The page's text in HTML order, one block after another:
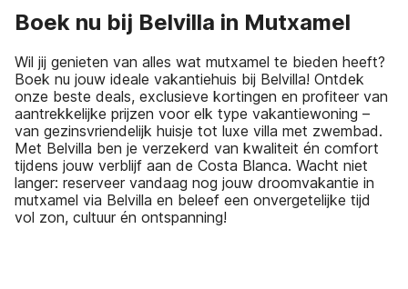
Boek nu bij Belvilla in Mutxamel
Wil jij genieten van alles wat mutxamel te bieden heeft?
Boek nu jouw ideale vakantiehuis bij Belvilla! Ontdek
onze beste deals, exclusieve kortingen en profiteer van
aantrekkelijke prijzen voor elk type vakantiewoning –
van gezinsvriendelijk huisje tot luxe villa met zwembad.
Met Belvilla ben je verzekerd van kwaliteit én comfort
tijdens jouw verblijf aan de Costa Blanca. Wacht niet
langer: reserveer vandaag nog jouw droomvakantie in
mutxamel via Belvilla en beleef een onvergetelijke tijd
vol zon, cultuur én ontspanning!